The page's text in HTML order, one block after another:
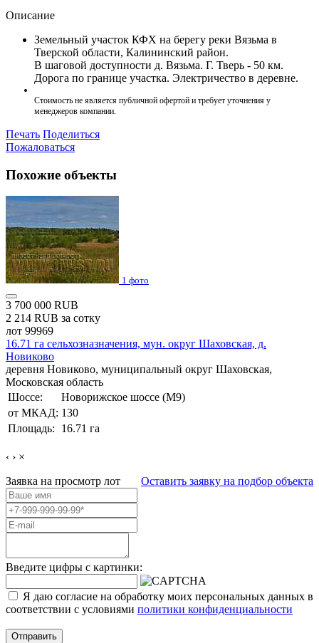
Описание
Земельный участок КФХ на берегу реки Вязьма в
Тверской области, Калининский район.
В шаговой доступности д. Вязьма. Г. Тверь - 50 км.
Дорога по границе участка. Электричество в деревне.
Стоимость не является публичной офертой и требует уточнения у
менеджеров компании.
Печать Поделиться
Пожаловаться
Похожие объекты
1 фото
3 700 000 RUB
2 214 RUB за сотку
лот 99969
16.71 га сельхозназначения, мун. округ Шаховская, д.
Новиково
деревня Новиково, муниципальный округ Шаховская,
Московская область
Шоссе:
Новорижское шоссе (М9)
от МКАД: 130
Площадь:
16.71 га
‹ › ×
Оставить заявку на подбор объекта
Заявка на просмотр лот
Введите цифры с картинки:
Я даю согласие на обработку моих персональных данных в
соответствии с условиями политики конфиденциальности
Отправить